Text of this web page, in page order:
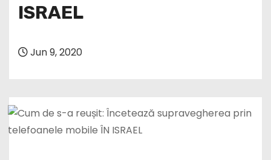
ISRAEL
Jun 9, 2020